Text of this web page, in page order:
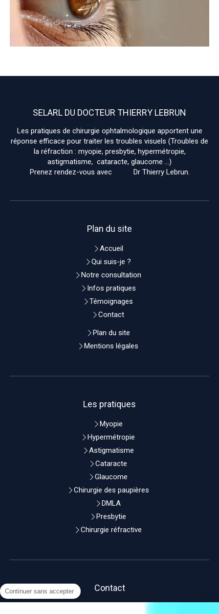
SELARL DU DOCTEUR THIERRY LEBRUN
Les pratiques de chirurgie ophtalmologique apportent une
réponse efficace pour traiter les troubles visuels (Troubles de
la réfraction : myopie, presbytie, hypermétropie,
astigmatisme, cataracte, glaucome ...)
Prenez rendez-vous avec Dr Thierry Lebrun.
Plan du site
Accueil
Qui suis-je ?
Notre consultation
Infos pratiques
Témoignages
Contact
Plan du site
Mentions légales
Les pratiques
Myopie
Hypermétropie
Astigmatisme
Cataracte
Glaucome
Chirurgie des paupières
DMLA
Presbytie
Chirurgie réfractive
Contact
DOCTEUR THIERRY LEBRUN
Continuer sans accepter